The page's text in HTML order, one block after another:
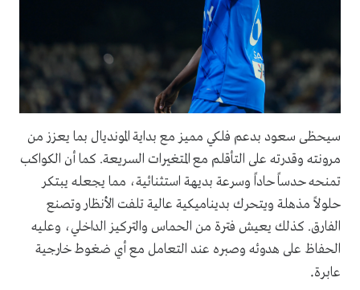
سيحظى سعود بدعم فلكي مميز مع بداية المونديال بما يعزز من
مرونته وقدرته على التأقلم مع المتغيرات السريعة. كما أن الكواكب
تمنحه حدساً حاداً وسرعة بديهة استثنائية، مما يجعله يبتكر
حلولاً مذهلة ويتحرك بديناميكية عالية تلفت الأنظار وتصنع
الفارق. كذلك يعيش فترة من الحماس والتركيز الداخلي، وعليه
الحفاظ على هدوئه وصبره عند التعامل مع أي ضغوط خارجية
عابرة.